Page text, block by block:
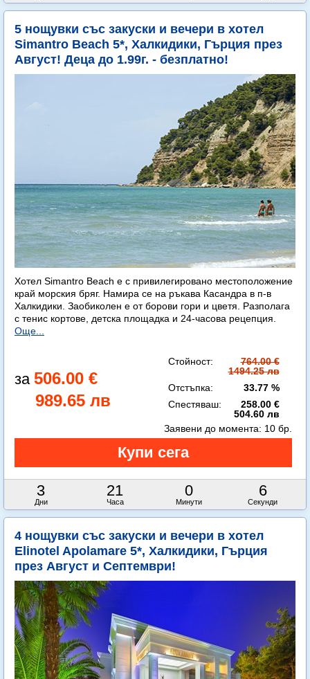
5 нощувки със закуски и вечери в хотел
Simantro Beach 5*, Халкидики, Гърция през
Август! Деца до 1.99г. - безплатно!
Хотел Simantro Beach е с привилегировано местоположение
край морския бряг. Намира се на ръкава Касандра в п-в
Халкидики. Заобиколен е от борови гори и цветя. Разполага
с тенис кортове, детска площадка и 24-часова рецепция.
Още...
506.00 €
989.65 лв
Стойност:
764.00 €
1494.25 лв
Отстъпка:
33.77 %
Спестяваш:
258.00 €
504.60 лв
3
Дни
21
Часа
0
Минути
4
Секунди
Заявени до момента: 10 бр.
4 нощувки със закуски и вечери в хотел
Elinotel Apolamare 5*, Халкидики, Гърция
през Август и Септември!